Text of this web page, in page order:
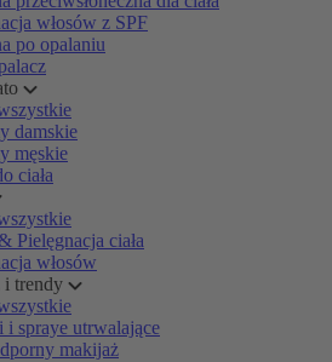
włosów z SPF
po opalaniu
damskie
męskie
ciała
Pielęgnacja ciała
włosów
i trendy
i spraye utrwalające
makijaż